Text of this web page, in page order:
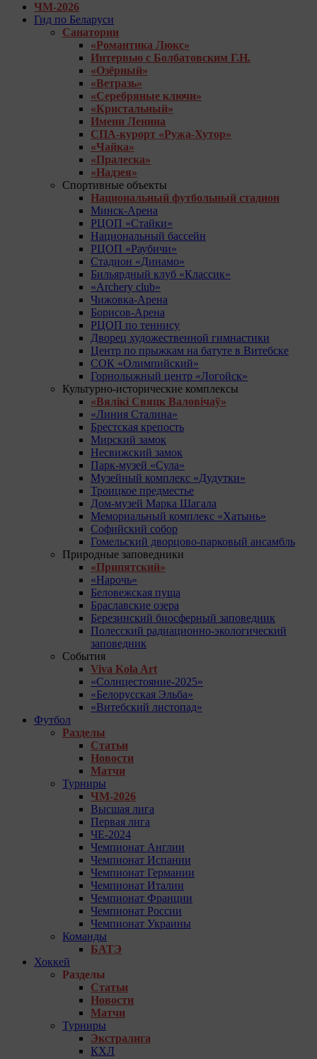
ЧМ-2026
Гид по Беларуси
Санатории
«Романтика Люкс»
Интервью с Болбатовским Г.Н.
«Озёрный»
«Ветразь»
«Серебряные ключи»
«Кристальный»
Имени Ленина
СПА-курорт «Ружа-Хутор»
«Чайка»
«Пралеска»
«Надзея»
Спортивные объекты
Национальный футбольный стадион
Минск-Арена
РЦОП «Стайки»
Национальный бассейн
РЦОП «Раубичи»
Стадион «Динамо»
Бильярдный клуб «Классик»
«Archery club»
Чижовка-Арена
Борисов-Арена
РЦОП по теннису
Дворец художественной гимнастики
Центр по прыжкам на батуте в Витебске
СОК «Олимпийский»
Горнолыжный центр «Логойск»
Культурно-исторические комплексы
«Вялікі Свяцк Валовічаў»
«Линия Сталина»
Брестская крепость
Мирский замок
Несвижский замок
Парк-музей «Сула»
Музейный комплекс «Дудутки»
Троицкое предместье
Дом-музей Марка Шагала
Мемориальный комплекс «Хатынь»
Софийский собор
Гомельский дворцово-парковый ансамбль
Природные заповедники
«Припятский»
«Нарочь»
Беловежская пуща
Браславские озера
Березинский биосферный заповедник
Полесский радиационно-экологический
заповедник
События
Viva Kola Art
«Солнцестояние-2025»
«Белорусская Эльба»
«Витебский листопад»
Футбол
Разделы
Статьи
Новости
Матчи
Турниры
ЧМ-2026
Высшая лига
Первая лига
ЧЕ-2024
Чемпионат Англии
Чемпионат Испании
Чемпионат Германии
Чемпионат Италии
Чемпионат Франции
Чемпионат России
Чемпионат Украины
Команды
БАТЭ
Хоккей
Разделы
Статьи
Новости
Матчи
Турниры
Экстралига
КХЛ